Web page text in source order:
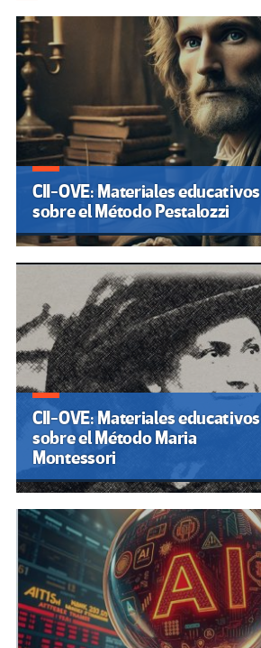
CII-OVE: Materiales educativos
sobre el Método Pestalozzi
CII-OVE: Materiales educativos
sobre el Método Maria
Montessori